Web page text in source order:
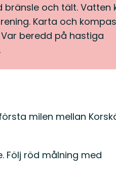
och tält. Vatten
Karta och
beredd på hastiga
milen mellan
röd målning med